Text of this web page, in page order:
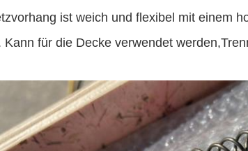
ist weich und flexibel mit einem
Kann für die Decke verwendet